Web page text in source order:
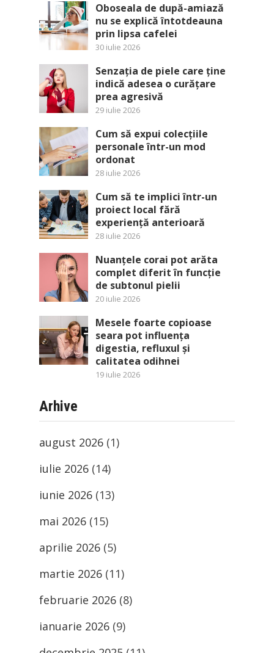
Oboseala de după-amiază
nu se explică întotdeauna
prin lipsa cafelei
30 iulie 2026
Senzația de piele care ține
indică adesea o curățare
prea agresivă
29 iulie 2026
Cum să expui colecțiile
personale într-un mod
ordonat
28 iulie 2026
Cum să te implici într-un
proiect local fără
experiență anterioară
28 iulie 2026
Nuanțele corai pot arăta
complet diferit în funcție
de subtonul pielii
20 iulie 2026
Mesele foarte copioase
seara pot influența
digestia, refluxul și
calitatea odihnei
19 iulie 2026
Arhive
august 2026 (1)
iulie 2026 (14)
iunie 2026 (13)
mai 2026 (15)
aprilie 2026 (5)
martie 2026 (11)
februarie 2026 (8)
ianuarie 2026 (9)